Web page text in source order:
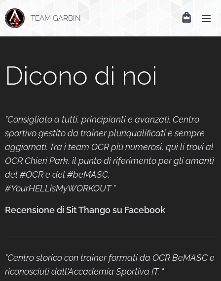
TEAM GARBIN
Dicono di noi
"Consigliato a tutti, principianti e avanzati. Centro
sportivo gestito da trainer pluriqualificati e sempre
aggiornati. Tra i team OCR più numerosi, qui li trovi al
OCR Chieri Park, il punto di riferimento per gli amanti
del #OCR e del #beMASC.
#YourHELLisMyWORKOUT "
Recensione di Sit Thango su Facebook
"Centro storico con trainer formati da OCR BeMASC e
riconosciuti dall'Accademia Sportiva IT. "